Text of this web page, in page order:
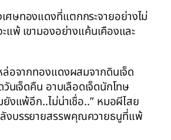
ศษทองแดงที่แตกกระจายอย่างไม่
แพ้ เขามองอย่างแค้นเคืองและ
อจากทองแดงผสมจากดินเจ็ด
วันเจ็ดคืน อาบเลือดเจ็ดนักโทษ
ยังแพ้อีก..ไม่น่าเชื่อ..” หมอผีไสย
งบรรยายสรรพคุณควายธนูที่แพ้